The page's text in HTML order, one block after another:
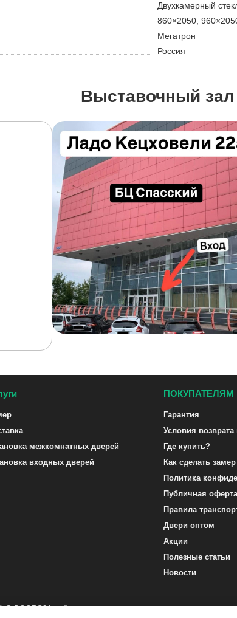
Двухкамерный
860×2050,
Мегатрон
Россия
Выставочный зал
межкомнатных дверей
входных дверей
ПОКУПАТЕЛЯМ
Гарантия
Условия
Где купить?
Как сделать замер
Политика
Публичная оферта
Правила
Двери оптом
Акции
Полезные статьи
Новости
G-DOORS24.ru ©